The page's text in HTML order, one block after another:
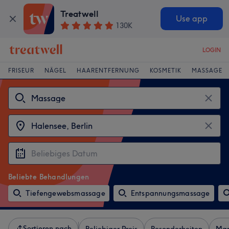
Treatwell
130K
Use app
LOGIN
FRISEUR NÄGEL HAARENTFERNUNG KOSMETIK MASSAGE
Beliebte Behandlungen
Tiefengewebsmassage
Entspannungsmassage